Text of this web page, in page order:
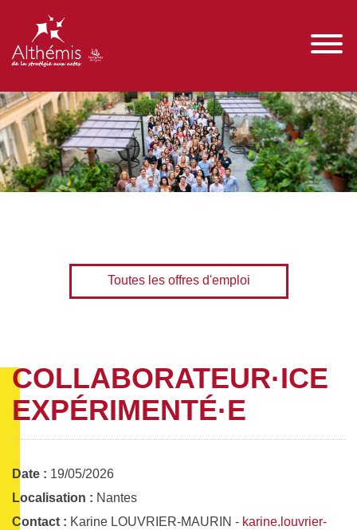
Toutes les offres d'emploi
COLLABORATEUR·ICE
EXPÉRIMENTÉ·E
Date : 19/05/2026
Localisation : Nantes
Contact : Karine LOUVRIER-MAURIN - karine.louvrier-